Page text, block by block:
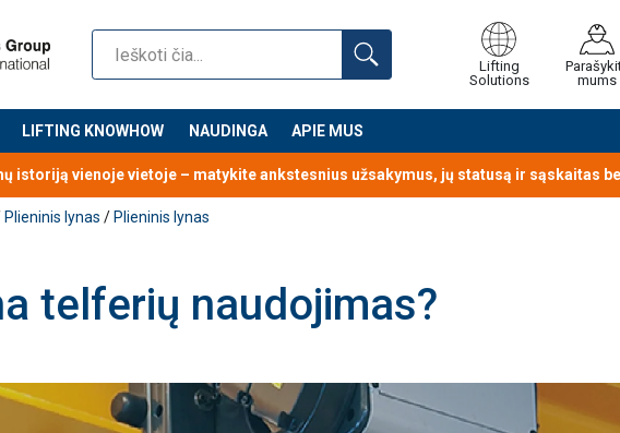
Lifting
Solutions
mums
LIFTING KNOWHOW NAUDINGA APIE MUS
Tęsti
istoriją vienoje vietoje – matykite ankstesnius užsakymus, jų statusą ir sąskaitas
Plieninis lynas / Plieninis lynas
telferių naudojimas?